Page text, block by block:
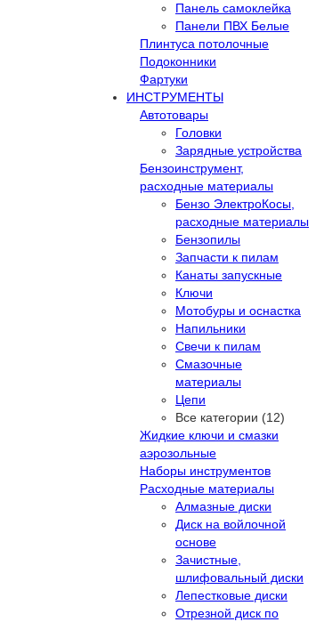
Панель самоклейка
Панели ПВХ Белые
Плинтуса потолочные
Подоконники
Фартуки
ИНСТРУМЕНТЫ
Автотовары
Головки
Зарядные устройства
Бензоинструмент,
расходные материалы
Бензо ЭлектроКосы,
расходные материалы
Бензопилы
Запчасти к пилам
Канаты запускные
Ключи
Мотобуры и оснастка
Напильники
Свечи к пилам
Смазочные
материалы
Цепи
Все категории (12)
Жидкие ключи и смазки
аэрозольные
Наборы инструментов
Расходные материалы
Алмазные диски
Диск на войлочной
основе
Зачистные,
шлифовальный диски
Лепестковые диски
Отрезной диск по